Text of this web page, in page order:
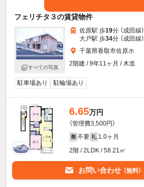
フェリチタ３の賃貸物件
すべての写真
佐原駅 歩19分 （成田線）
大戸駅 歩34分 （成田線）
千葉県香取市佐原ホ
2階建 / 9年11ヶ月 / 木造
駐車場あり 駐輪場あり
6.65万円
（管理費3,500円）
敷 不要 礼 1.0ヶ月
2階 / 2LDK / 58.21㎡
お問い合わせ （無料）